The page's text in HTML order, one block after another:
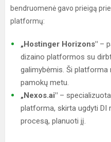
bendruomenė gavo prieigą
platformų:
„Hostinger Horizons" –
dizaino platformos su
galimybėmis. Ši
pamokų metu.
„Nexos.ai" –
platforma, skirta ugdyti DI
procesą, planuoti jį.